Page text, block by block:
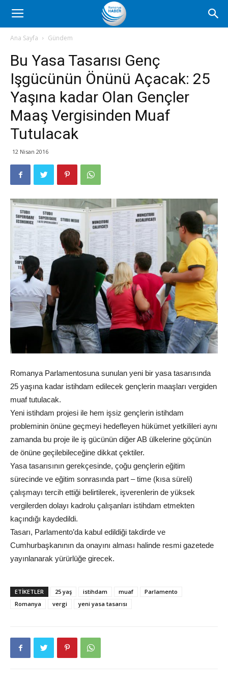
Romanya
Haber
Ana Sayfa Gündem
Bu Yasa Tasarısı Genç
Işgücünün Önünü Açacak: 25
Yaşına kadar Olan Gençler
Maaş Vergisinden Muaf
Tutulacak
12 Nisan 2016
Romanya Parlamentosuna sunulan yeni bir yasa tasarısında
25 yaşına kadar istihdam edilecek gençlerin maaşları vergiden
muaf tutulacak.
Yeni istihdam projesi ile hem işsiz gençlerin istihdam
probleminin önüne geçmeyi hedefleyen hükümet yetkilileri aynı
zamanda bu proje ile iş gücünün diğer AB ülkelerine göçünün
de önüne geçilebileceğine dikkat çektiler.
Yasa tasarısının gerekçesinde, çoğu gençlerin eğitim
sürecinde ve eğitim sonrasında part – time (kısa süreli)
çalışmayı tercih ettiği belirtilerek, işverenlerin de yüksek
vergilerden dolayı kadrolu çalışanları istihdam etmekten
kaçındığı kaydedildi.
Tasarı, Parlamento’da kabul edildiği takdirde ve
Cumhurbaşkanının da onayını alması halinde resmi gazetede
yayınlanarak yürürlüğe girecek.
ETIKETLER 25 yaş istihdam muaf
Parlamento
Romanya
vergi yeni yasa tasarısı